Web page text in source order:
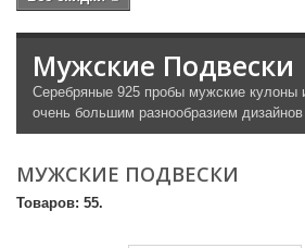
Мужские Подвески
Серебряные 925 пробы мужские кулоны
очень большим разнообразием дизайнов
МУЖСКИЕ ПОДВЕСКИ
Товаров: 55.